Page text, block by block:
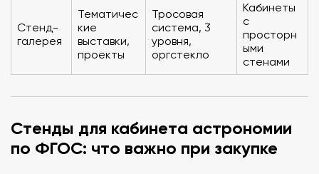
Стенд-
галерея
Тематичес
кие
выставки,
проекты
Тросовая
система, 3
уровня,
оргстекло
Кабинеты
с
просторн
ыми
стенами
Стенды для кабинета астрономии
по ФГОС: что важно при закупке